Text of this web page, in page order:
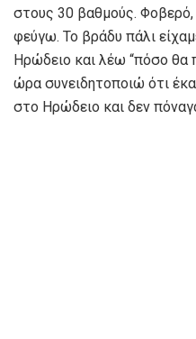
στους 30 βαθμούς.
φεύγω. Το βράδυ πάλι
Ηρώδειο και λέω “πόσο θα
ώρα συνειδητοποιώ ότι
στο Ηρώδειο και δεν